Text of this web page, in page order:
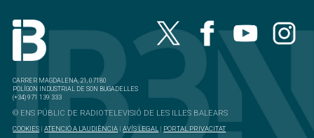
CARRER MAGDALENA, 21, 07180
POLÍGON INDUSTRIAL DE SON BUGADELLES
(+34) 971 139 333
© ENS PÚBLIC DE RADIOTELEVISIÓ DE LES ILLES BALEARS
COOKIES |ATENCIÓ A L'AUDIÈNCIA |AVÍS LEGAL | PORTAL PRIVACITAT